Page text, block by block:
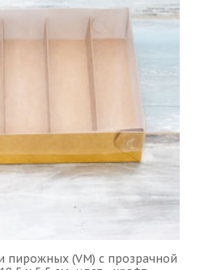
пирожных (VM) с прозрачной